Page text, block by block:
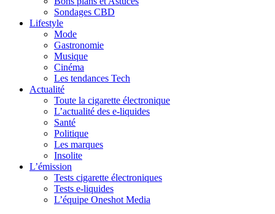
Sondages CBD
Lifestyle
Mode
Gastronomie
Musique
Cinéma
Les tendances Tech
Actualité
Toute la cigarette électronique
L’actualité des e-liquides
Santé
Politique
Les marques
Insolite
L’émission
Tests cigarette électroniques
Tests e-liquides
L’équipe Oneshot Media